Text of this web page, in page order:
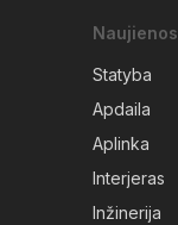
Naujienos
Statyba
Apdaila
Aplinka
Interjeras
Inžinerija